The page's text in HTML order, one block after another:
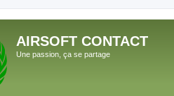
AIRSOFT CONTACT
Une passion, ça se partage